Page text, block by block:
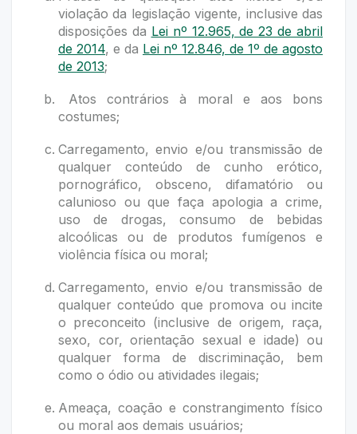
violação da legislação vigente, inclusive das
disposições da Lei nº 12.965, de 23 de abril
de 2014, e da Lei nº 12.846, de 1º de agosto
de 2013;
Atos contrários à moral e aos bons
costumes;
Carregamento, envio e/ou transmissão de
qualquer conteúdo de cunho erótico,
pornográfico, obsceno, difamatório ou
calunioso ou que faça apologia a crime,
uso de drogas, consumo de bebidas
alcoólicas ou de produtos fumígenos e
violência física ou moral;
Carregamento, envio e/ou transmissão de
qualquer conteúdo que promova ou incite
o preconceito (inclusive de origem, raça,
sexo, cor, orientação sexual e idade) ou
qualquer forma de discriminação, bem
como o ódio ou atividades ilegais;
Ameaça, coação e constrangimento físico
ou moral aos demais usuários;